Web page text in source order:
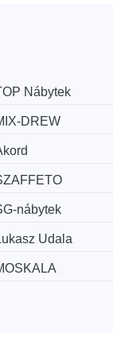
Nábytek
DREW
nábytek
Udala